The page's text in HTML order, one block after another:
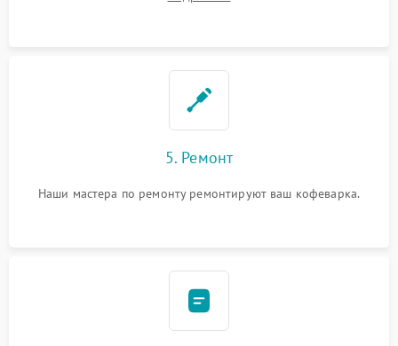
5. Ремонт
Наши мастера по ремонту ремонтируют ваш кофеварка.